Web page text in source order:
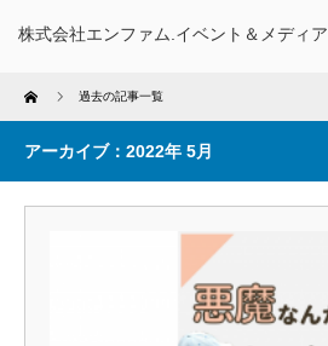
株式会社エンファム.イベント＆メディア
Home 過去の記事一覧
アーカイブ：2022年 5月